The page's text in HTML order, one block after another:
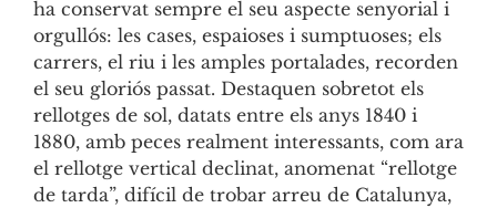
ha conservat sempre el seu aspecte senyorial i
orgullós: les cases, espaioses i sumptuoses; els
carrers, el riu i les amples portalades, recorden
el seu gloriós passat. Destaquen sobretot els
rellotges de sol, datats entre els anys 1840 i
1880, amb peces realment interessants, com ara
el rellotge vertical declinat, anomenat “rellotge
de tarda”, difícil de trobar arreu de Catalunya,